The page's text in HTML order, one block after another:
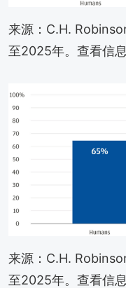
来源：C.H.
至2025年。查看信息
来源：C.H.
至2025年。查看信息